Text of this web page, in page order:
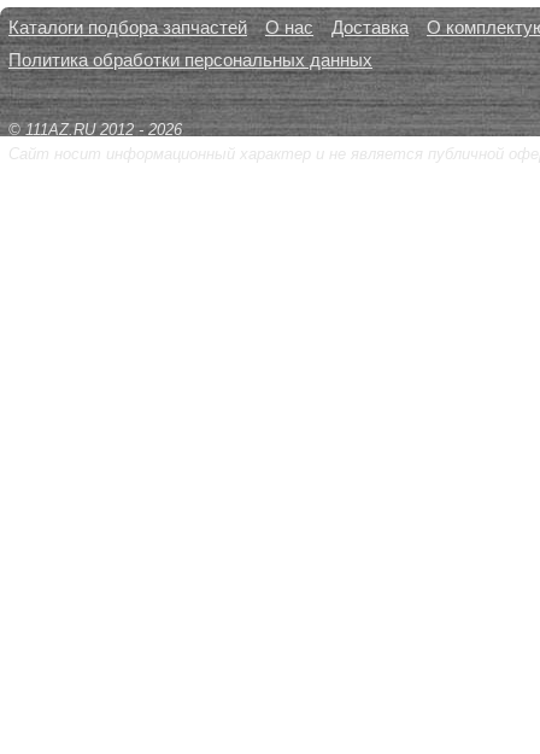
Каталоги подбора запчастей О нас Доставка
О
Политика обработки персональных данных
© 111AZ.RU 2012 - 2026
Сайт носит информационный характер и не является публичной